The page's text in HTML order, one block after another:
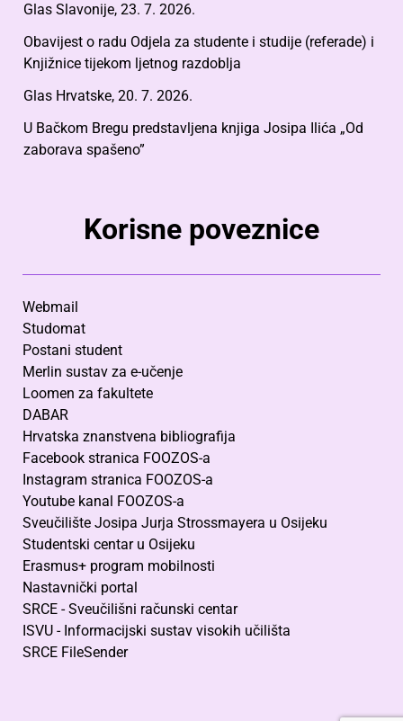
Glas Slavonije, 23. 7. 2026.
Obavijest o radu Odjela za studente i studije (referade) i
Knjižnice tijekom ljetnog razdoblja
Glas Hrvatske, 20. 7. 2026.
U Bačkom Bregu predstavljena knjiga Josipa Ilića „Od
zaborava spašeno”
Korisne poveznice
Webmail
Studomat
Postani student
Merlin sustav za e-učenje
Loomen za fakultete
DABAR
Hrvatska znanstvena bibliografija
Facebook stranica FOOZOS-a
Instagram stranica FOOZOS-a
Youtube kanal FOOZOS-a
Sveučilište Josipa Jurja Strossmayera u Osijeku
Studentski centar u Osijeku
Erasmus+ program mobilnosti
Nastavnički portal
SRCE - Sveučilišni računski centar
ISVU - Informacijski sustav visokih učilišta
SRCE FileSender